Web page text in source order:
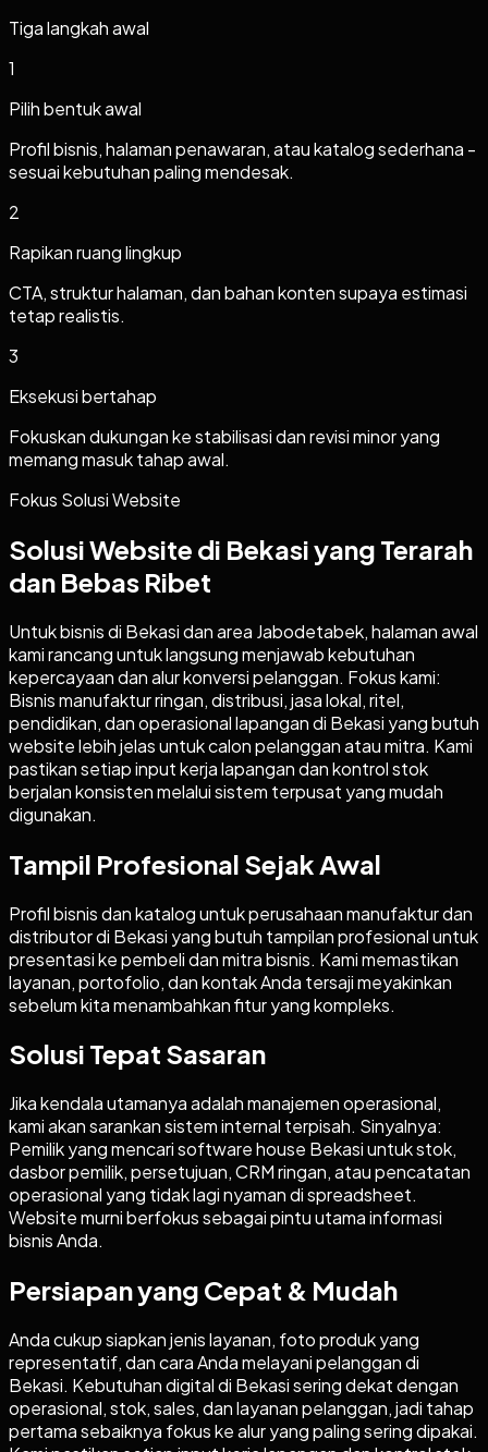
Tiga langkah awal
1
Pilih bentuk awal
Profil bisnis, halaman penawaran, atau katalog sederhana -
sesuai kebutuhan paling mendesak.
2
Rapikan ruang lingkup
CTA, struktur halaman, dan bahan konten supaya estimasi
tetap realistis.
3
Eksekusi bertahap
Fokuskan dukungan ke stabilisasi dan revisi minor yang
memang masuk tahap awal.
Fokus Solusi Website
Solusi Website di Bekasi yang Terarah
dan Bebas Ribet
Untuk bisnis di Bekasi dan area Jabodetabek, halaman awal
kami rancang untuk langsung menjawab kebutuhan
kepercayaan dan alur konversi pelanggan. Fokus kami:
Bisnis manufaktur ringan, distribusi, jasa lokal, ritel,
pendidikan, dan operasional lapangan di Bekasi yang butuh
website lebih jelas untuk calon pelanggan atau mitra. Kami
pastikan setiap input kerja lapangan dan kontrol stok
berjalan konsisten melalui sistem terpusat yang mudah
digunakan.
Tampil Profesional Sejak Awal
Profil bisnis dan katalog untuk perusahaan manufaktur dan
distributor di Bekasi yang butuh tampilan profesional untuk
presentasi ke pembeli dan mitra bisnis. Kami memastikan
layanan, portofolio, dan kontak Anda tersaji meyakinkan
sebelum kita menambahkan fitur yang kompleks.
Solusi Tepat Sasaran
Jika kendala utamanya adalah manajemen operasional,
kami akan sarankan sistem internal terpisah. Sinyalnya:
Pemilik yang mencari software house Bekasi untuk stok,
dasbor pemilik, persetujuan, CRM ringan, atau pencatatan
operasional yang tidak lagi nyaman di spreadsheet.
Website murni berfokus sebagai pintu utama informasi
bisnis Anda.
Persiapan yang Cepat & Mudah
Anda cukup siapkan jenis layanan, foto produk yang
representatif, dan cara Anda melayani pelanggan di
Bekasi. Kebutuhan digital di Bekasi sering dekat dengan
operasional, stok, sales, dan layanan pelanggan, jadi tahap
pertama sebaiknya fokus ke alur yang paling sering dipakai.